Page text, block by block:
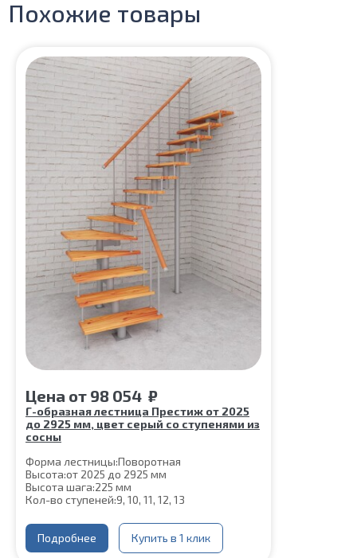
Похожие товары
Цена от 98 054 ₽
Г-образная лестница Престиж от 2025
до 2925 мм, цвет серый со ступенями из
сосны
Форма лестницы:Поворотная
Высота:от 2025 до 2925 мм
Высота шага:225 мм
Кол-во ступеней:9, 10, 11, 12, 13
Глубина ступени:
300 мм
Конструкция: На монокосоуре
Ширина марша: 900 мм
Подробнее Купить в 1 клик